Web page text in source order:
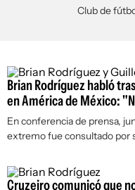
Club de
Brian Rodríguez habló
en América de México:
En conferencia de prensa,
extremo fue consultado por
Cruzeiro comunicó que